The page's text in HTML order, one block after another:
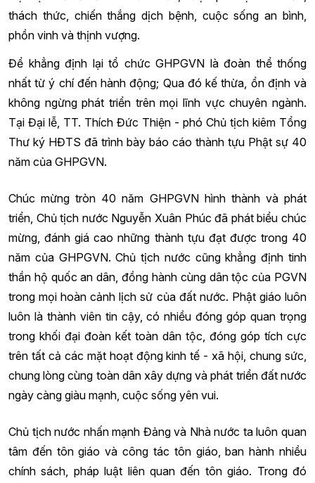
thách thức, chiến thắng dịch bệnh, cuộc sống an bình,
phồn vinh và thịnh vượng.
Để khẳng định lại tổ chức GHPGVN là đoàn thể thống
nhất từ ý chí đến hành động; Qua đó kế thừa, ổn định và
không ngừng phát triển trên mọi lĩnh vực chuyên ngành.
Tại Đại lễ, TT. Thích Đức Thiện - phó Chủ tịch kiêm Tổng
Thư ký HĐTS đã trình bày báo cáo thành tựu Phật sự 40
năm của GHPGVN.
Chúc mừng tròn 40 năm GHPGVN hình thành và phát
triển, Chủ tịch nước Nguyễn Xuân Phúc đã phát biểu chúc
mừng, đánh giá cao những thành tựu đạt được trong 40
năm của GHPGVN. Chủ tịch nước cũng khẳng định tinh
thần hộ quốc an dân, đồng hành cùng dân tộc của PGVN
trong mọi hoàn cảnh lịch sử của đất nước. Phật giáo luôn
luôn là thành viên tin cậy, có nhiều đóng góp quan trọng
trong khối đại đoàn kết toàn dân tộc, đóng góp tích cực
trên tất cả các mặt hoạt động kinh tế - xã hội, chung sức,
chung lòng cùng toàn dân xây dựng và phát triển đất nước
ngày càng giàu mạnh, cuộc sống yên vui.
Chủ tịch nước nhấn mạnh Đảng và Nhà nước ta luôn quan
tâm đến tôn giáo và công tác tôn giáo, ban hành nhiều
chính sách, pháp luật liên quan đến tôn giáo. Trong đó